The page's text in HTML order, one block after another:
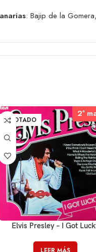
: Bajip de la
AGOTADO
2ª
2ª
Elvis Presley – I Got